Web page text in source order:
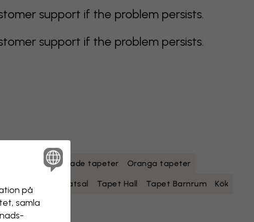
support if the problem persists.
support if the problem persists.
Flerfärgade tapeter Oranga tapeter
Matsal Tapet Hall Tapet Barnrum Kök
på
samla